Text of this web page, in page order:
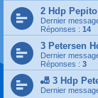
2 Hdp
Dernier
Réponses : 14
3 Petersen
Dernier
Réponses : 3
🎳 3 Hdp
Dernier